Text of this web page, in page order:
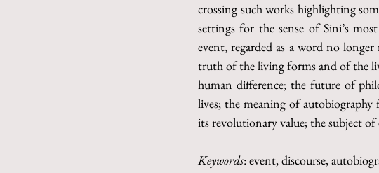
crossing such works highlighting
settings for the sense of Sini’s
event, regarded as a word no
truth of the living forms and of the
human difference; the future of
lives; the meaning of
its revolutionary value; the subject
Keywords: event, discourse,